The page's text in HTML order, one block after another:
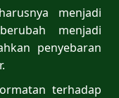
menjadi
menjadi
penyebaran
terhadap